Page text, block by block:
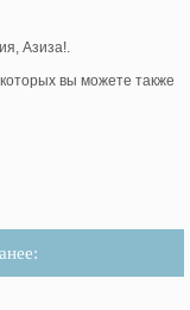
Азиза!.
вы можете также